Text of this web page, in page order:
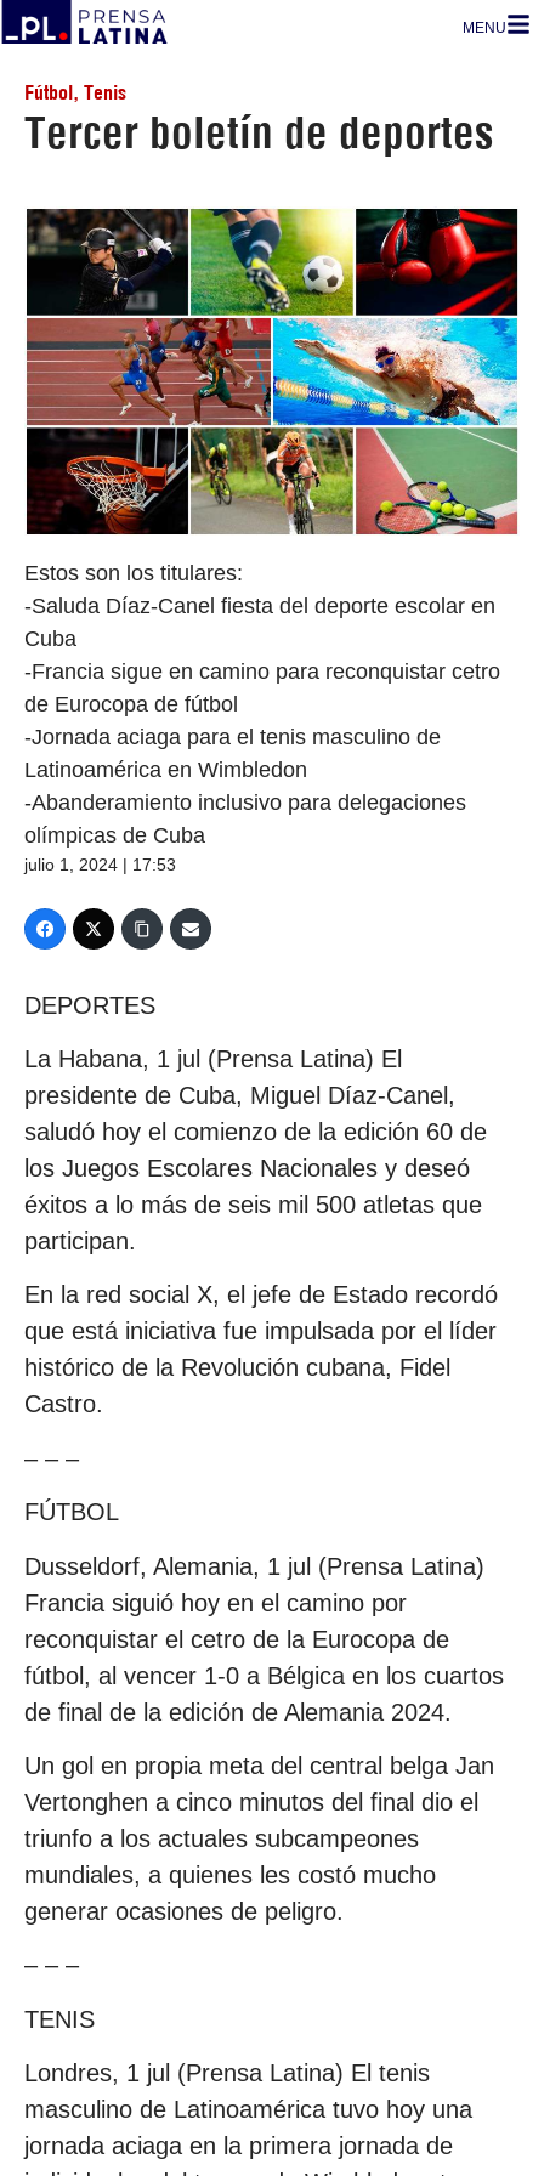
MENU
Fútbol, Tenis
Tercer boletín de deportes
Estos son los titulares:
-Saluda Díaz-Canel fiesta del deporte escolar en
Cuba
-Francia sigue en camino para reconquistar cetro
de Eurocopa de fútbol
-Jornada aciaga para el tenis masculino de
Latinoamérica en Wimbledon
-Abanderamiento inclusivo para delegaciones
olímpicas de Cuba
julio 1, 2024 | 17:53
DEPORTES
La Habana, 1 jul (Prensa Latina) El
presidente de Cuba, Miguel Díaz-Canel,
saludó hoy el comienzo de la edición 60 de
los Juegos Escolares Nacionales y deseó
éxitos a lo más de seis mil 500 atletas que
participan.
En la red social X, el jefe de Estado recordó
que está iniciativa fue impulsada por el líder
histórico de la Revolución cubana, Fidel
Castro.
– – –
FÚTBOL
Dusseldorf, Alemania, 1 jul (Prensa Latina)
Francia siguió hoy en el camino por
reconquistar el cetro de la Eurocopa de
fútbol, al vencer 1-0 a Bélgica en los cuartos
de final de la edición de Alemania 2024.
Un gol en propia meta del central belga Jan
Vertonghen a cinco minutos del final dio el
triunfo a los actuales subcampeones
mundiales, a quienes les costó mucho
generar ocasiones de peligro.
– – –
TENIS
Londres, 1 jul (Prensa Latina) El tenis
masculino de Latinoamérica tuvo hoy una
jornada aciaga en la primera jornada de